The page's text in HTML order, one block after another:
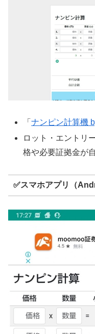
「ナンピン計算機
ロット・エントリ
格や必要証拠金が
✅スマホアプリ（